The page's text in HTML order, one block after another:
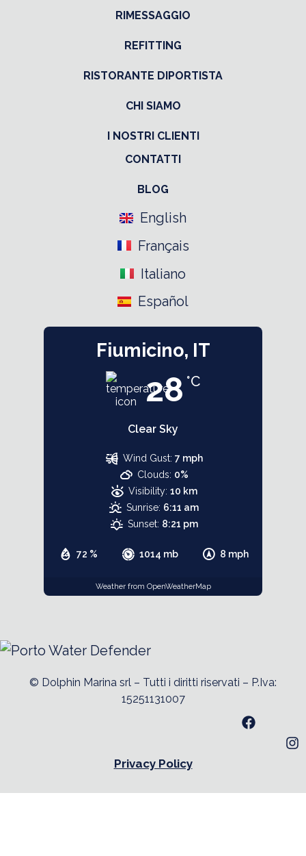
RIMESSAGGIO
REFITTING
RISTORANTE DIPORTISTA
CHI SIAMO
I NOSTRI CLIENTI
CONTATTI
BLOG
English
Français
Italiano
Español
Fiumicino, IT
28 °C
Clear Sky
72 % 1014 mb 8 mph
Wind Gust: 7 mph
Clouds: 0%
Visibility: 10 km
Sunrise: 6:11 am
Sunset: 8:21 pm
Weather from OpenWeatherMap
© Dolphin Marina srl – Tutti i diritti riservati – P.Iva:
15251131007
Privacy Policy